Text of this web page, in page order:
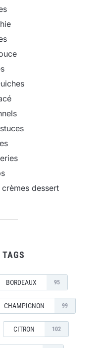
dessert
TAGS
BORDEAUX 95
CHAMPIGNON 99
CITRON 102